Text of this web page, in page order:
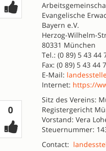
0Votes
Evangelische
Bayern e.V.
Herzog-Wilhelm-
80331 München
Tel.: (0 89) 5 43 44
Fax: (0 89) 5 43 44
E-Mail:
Internet: https://
Sitz des Vereins:
Registergericht
Vorstand: Vera
Steuernummer:
Contact: